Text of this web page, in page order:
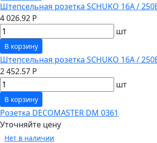
Штепсельная розетка SCHUKO 16А /
4 026.92 Р
шт
В корзину
Штепсельная розетка SCHUKO 16А /
2 452.57 Р
шт
В корзину
Розетка DECOMASTER DM 0361
Уточняйте цену
Нет в наличии